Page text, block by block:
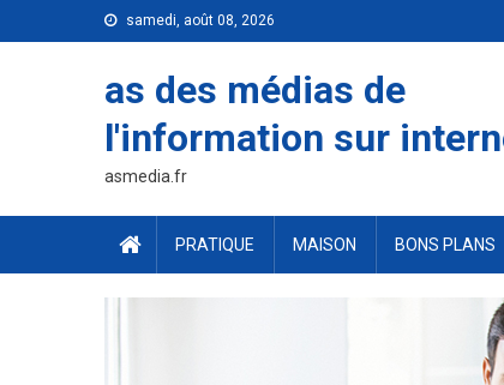
to
samedi, août 08, 2026
as des médias de
l'information sur
asmedia.fr
PRATIQUE MAISON BONS PLANS